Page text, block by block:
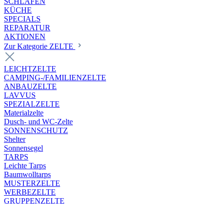
KÜCHE
SPECIALS
REPARATUR
AKTIONEN
Zur Kategorie ZELTE
LEICHTZELTE
CAMPING-/FAMILIENZELTE
ANBAUZELTE
LAVVUS
SPEZIALZELTE
Materialzelte
Dusch- und WC-Zelte
SONNENSCHUTZ
Shelter
Sonnensegel
TARPS
Leichte Tarps
Baumwolltarps
MUSTERZELTE
WERBEZELTE
GRUPPENZELTE